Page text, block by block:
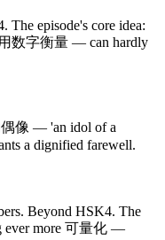
The episode's core idea:
用数字衡量 — can hardly
像 — 'an idol of a
a dignified farewell.
Beyond HSK4. The
ever more 可量化 —